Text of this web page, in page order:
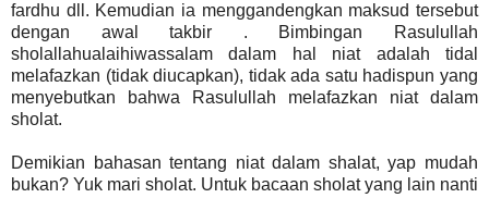
fardhu dll. Kemudian ia menggandengkan maksud tersebut
dengan awal takbir . Bimbingan Rasulullah
sholallahualaihiwassalam dalam hal niat adalah tidal
melafazkan (tidak diucapkan), tidak ada satu hadispun yang
menyebutkan bahwa Rasulullah melafazkan niat dalam
sholat.
Demikian bahasan tentang niat dalam shalat, yap mudah
bukan? Yuk mari sholat. Untuk bacaan sholat yang lain nanti